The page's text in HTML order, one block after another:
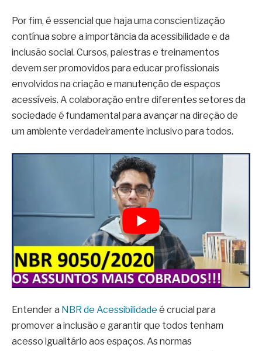
Por fim, é essencial que haja uma conscientização
contínua sobre a importância da acessibilidade e da
inclusão social. Cursos, palestras e treinamentos
devem ser promovidos para educar profissionais
envolvidos na criação e manutenção de espaços
acessíveis. A colaboração entre diferentes setores da
sociedade é fundamental para avançar na direção de
um ambiente verdadeiramente inclusivo para todos.
Entender a NBR de Acessibilidade é crucial para
promover a inclusão e garantir que todos tenham
acesso igualitário aos espaços. As normas